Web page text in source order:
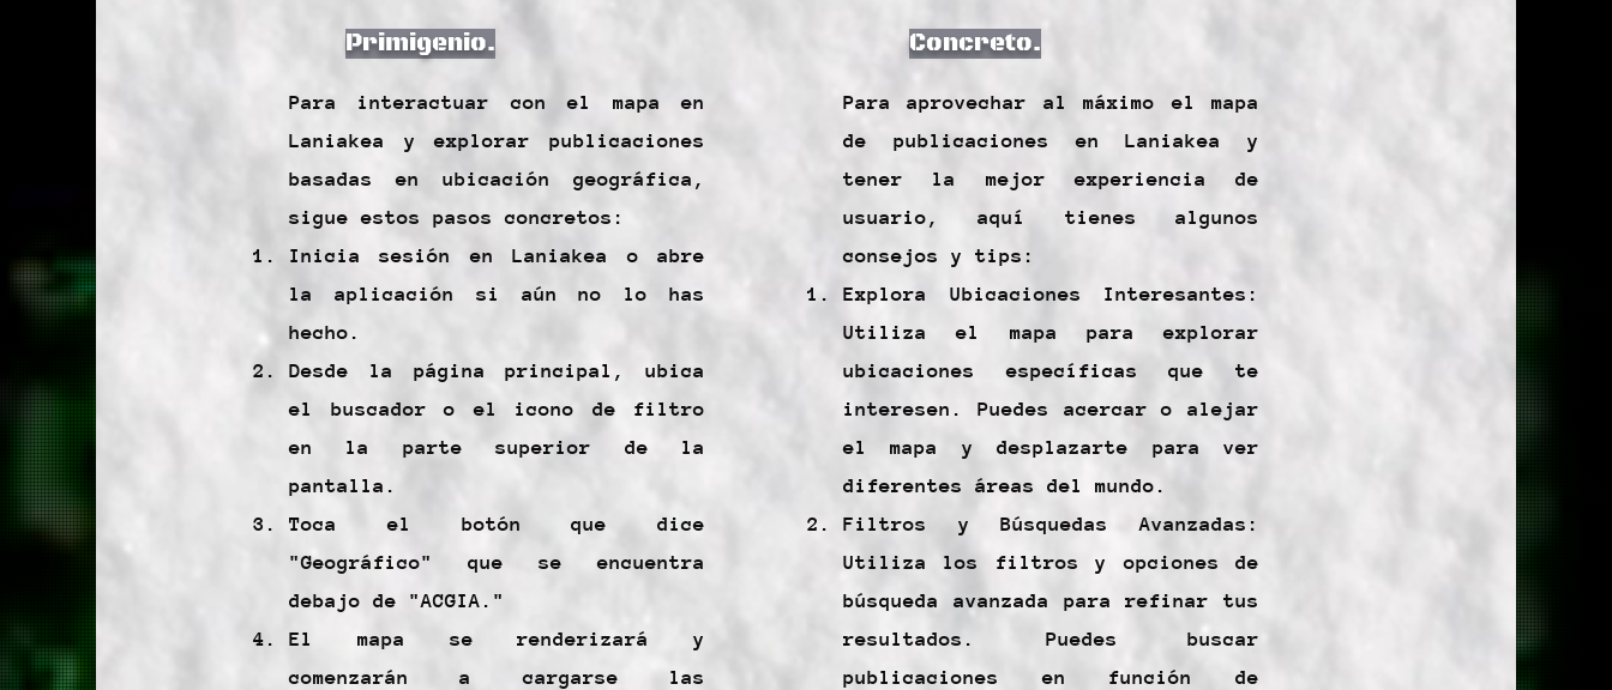
Primigenio.
Para interactuar con el mapa en
Laniakea y explorar publicaciones
basadas en ubicación geográfica,
sigue estos pasos concretos:
Inicia sesión en Laniakea o abre
la aplicación si aún no lo has
hecho.
Desde la página principal, ubica
el buscador o el icono de filtro
en la parte superior de la
pantalla.
Toca el botón que dice
"Geográfico" que se encuentra
debajo de "ACGIA."
El mapa se renderizará y
comenzarán a cargarse las
Concreto.
Para aprovechar al máximo el mapa
de publicaciones en Laniakea y
tener la mejor experiencia de
usuario, aquí tienes algunos
consejos y tips:
Explora Ubicaciones Interesantes:
Utiliza el mapa para explorar
ubicaciones específicas que te
interesen. Puedes acercar o alejar
el mapa y desplazarte para ver
diferentes áreas del mundo.
Filtros y Búsquedas Avanzadas:
Utiliza los filtros y opciones de
búsqueda avanzada para refinar tus
resultados. Puedes buscar
publicaciones en función de